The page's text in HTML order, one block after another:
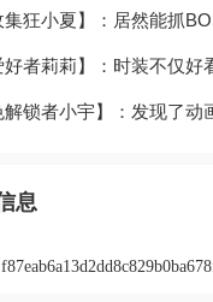
集狂小夏】：居然能抓
好者莉莉】：时装不仅
解锁者小宇】：发现了
息